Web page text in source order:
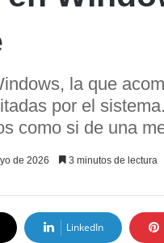
la que
por el
como si de una
de 2026 3 minutos de lectura
LinkedIn